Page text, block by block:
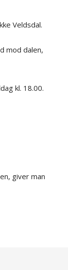
Veldsdal.
mod dalen,
kl. 18.00.
giver man